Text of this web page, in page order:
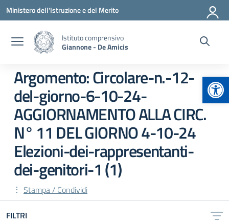
Vai ai contenuti
Vai al menu di navigazione
Vai al footer
Ministero dell'Istruzione e del Merito
Istituto comprensivo
Giannone - De Amicis
Argomento: Circolare-n.-12-
del-giorno-6-10-24-
AGGIORNAMENTO ALLA CIRC.
N° 11 DEL GIORNO 4-10-24
Elezioni-dei-rappresentanti-
dei-genitori-1 (1)
Stampa / Condividi
FILTRI